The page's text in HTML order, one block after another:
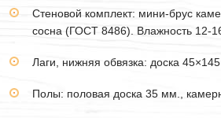
Стеновой комплект: мини-брус
сосна (ГОСТ 8486). Влажность 12-
Лаги, нижняя обвязка: доска
Полы: половая доска 35 мм.,